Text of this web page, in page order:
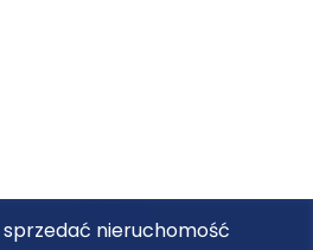
sprzedać nieruchomość